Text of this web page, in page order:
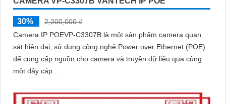
30%
2,200,000 ₫
Camera IP POEVP-C3307B là một sản phẩm camera quan
sát hiện đại, sử dụng công nghệ Power over Ethernet (POE)
để cung cấp nguồn cho camera và truyền dữ liệu qua cùng
một dây cáp...